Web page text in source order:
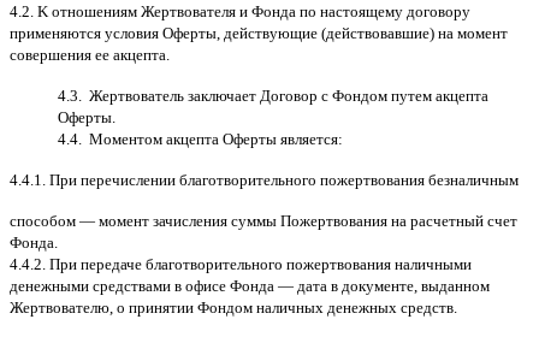
4.2. K отношениям Жертвователя и Фонда по настоящему договору
применяются условия Оферты действующие (действовавшие) на момент
совершения ее акцепта
4.3. Жертвователь заключает Договор c Фондом путем акцепта
Оферты
4.4. Моментом акцепта Оферты является:
4.4.1. При перечислении благотворительного пожертвования безналичным
способом — момент зачисления суммы Пожертвования на расчетный счет
Фонда
4.4.2. При передаче благотворительного пожертвования наличными
денежными средствами в офисе Фонда — дата в документе выданном
Жертвователю o принятии Фондом наличных денежных средств